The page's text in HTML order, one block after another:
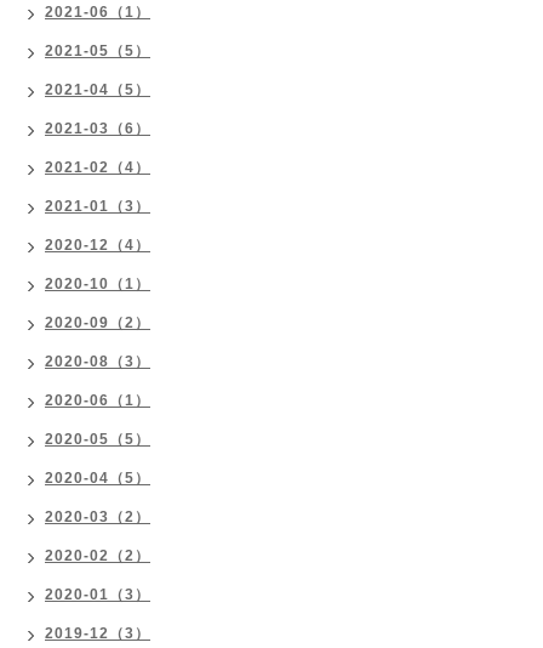
2021-06（1）
2021-05（5）
2021-04（5）
2021-03（6）
2021-02（4）
2021-01（3）
2020-12（4）
2020-10（1）
2020-09（2）
2020-08（3）
2020-06（1）
2020-05（5）
2020-04（5）
2020-03（2）
2020-02（2）
2020-01（3）
2019-12（3）